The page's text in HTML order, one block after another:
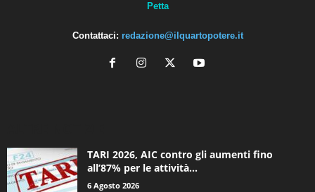
Petta
Contattaci: redazione@ilquartopotere.it
TARI 2026, AIC contro gli aumenti fino
all’87% per le attività...
6 Agosto 2026